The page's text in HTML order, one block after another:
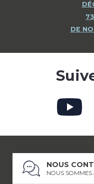
DE
NOUS
NOUS SOMMES